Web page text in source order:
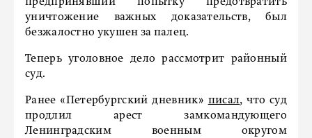
уничтожение важных доказательств, был
безжалостно укушен за палец.
Теперь уголовное дело рассмотрит районный
суд.
Ранее «Петербургский дневник» писал, что суд
продлил арест замкомандующего
Ленинградским военным округом